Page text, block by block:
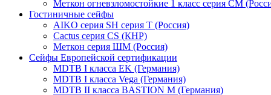
Меткон огневзломостойкие 1 класс серия СМ
Гостиничные сейфы
AIKO серия SH серия Т (Россия)
Cactus серия CS (КНР)
Меткон серия ШМ (Россия)
Сейфы Европейской сертификации
MDTB I класса EK (Германия)
MDTB I класса Vega (Германия)
MDTB II класса BASTION M (Германия)